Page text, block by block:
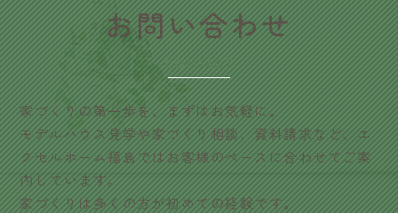
​お問い合わせ
CONTACT
家づくりの第一歩を、まずはお気軽に。
モデルハウス見学や家づくり相談、資料請求など、エ
クセルホーム福島ではお客様のペースに合わせてご案
内しています。
家づくりは多くの方が初めての経験です。